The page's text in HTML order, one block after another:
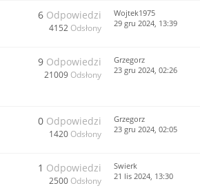
6 Odpowiedzi
4152 Odsłony
Wojtek1975
29 gru 2024, 13:39
9 Odpowiedzi
21009 Odsłony
Grzegorz
23 gru 2024, 02:26
0 Odpowiedzi
1420 Odsłony
Grzegorz
23 gru 2024, 02:05
1 Odpowiedzi
2500 Odsłony
Swierk
21 lis 2024, 13:30